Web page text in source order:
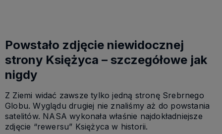
Powstało zdjęcie niewidocznej
strony Księżyca – szczegółowe jak
nigdy
Z Ziemi widać zawsze tylko jedną stronę Srebrnego
Globu. Wyglądu drugiej nie znaliśmy aż do powstania
satelitów. NASA wykonała właśnie najdokładniejsze
zdjęcie “rewersu” Księżyca w historii.